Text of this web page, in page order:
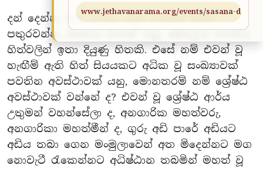
දන් දෙන්න, සිල් ගන්න, ගුණ වඩමින් මෙත
පතුරවන්න, හිතෙන හිතක් යනු, මෙලොව පවතින
හිත්වලින් ඉතා දියුණු හිතකි. එසේ නම් එවන් වූ
හැඟීම් ඇති හිත් සියයකට අධික වූ සංඛ්‍යාවක්
පවතින අවස්ථාවක් යනු, මොනතරම් නම් ශ්‍රේෂ්ඨ
අවස්ථාවක් වන්නේ ද? එවන් වූ ශ්‍රේෂ්ඨ ආර්ය
උතුමන් වහන්සේලා ද, අනගාරික මහත්වරු,
අනගාරිකා මහත්මීන් ද, ගුරු අඩි පාරේ අඩියට
අඩිය තබා ගෙන මංමුලාවෙන් අත මිදෙන්නට මග
නොවැටී රැකෙන්නට අධිෂ්ඨාන තබමින් මහත් වූ
www.jethavanarama.org/events/sasana-daasa